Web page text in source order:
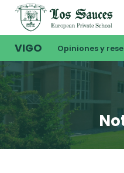
VIGO Opiniones y